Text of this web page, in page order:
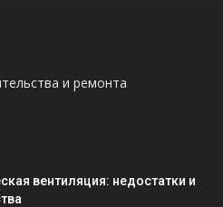
и ремонта
вентиляция: недостатки и